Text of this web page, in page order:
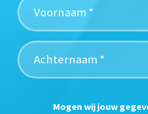
Mogen wij jouw